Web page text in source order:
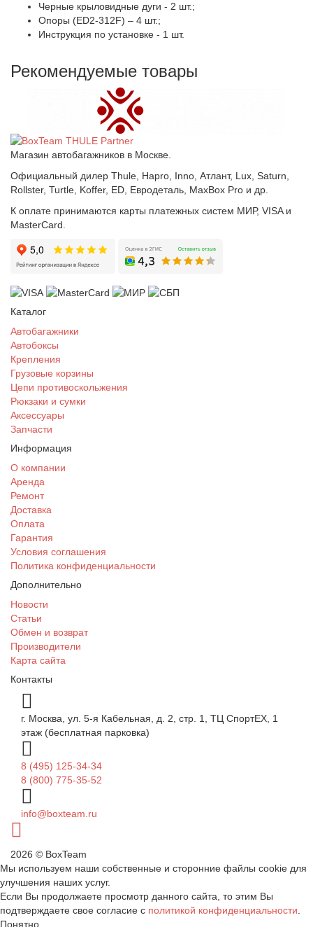
Черные крыловидные дуги - 2 шт.;
Опоры (ED2-312F) – 4 шт.;
Инструкция по установке - 1 шт.
Рекомендуемые товары
Магазин автобагажников в Москве.
Официальный дилер Thule, Hapro, Inno, Атлант, Lux, Saturn,
Rollster, Turtle, Koffer, ED, Евродеталь, MaxBox Pro и др.
К оплате принимаются карты платежных систем МИР, VISA и
MasterCard.
Каталог
Автобагажники
Автобоксы
Крепления
Грузовые корзины
Цепи противоскольжения
Рюкзаки и сумки
Аксессуары
Запчасти
Информация
О компании
Аренда
Ремонт
Доставка
Оплата
Гарантия
Условия соглашения
Политика конфиденциальности
Дополнительно
Новости
Статьи
Обмен и возврат
Производители
Карта сайта
Контакты
г. Москва, ул. 5-я Кабельная, д. 2, стр. 1, ТЦ СпортEX, 1
этаж (бесплатная парковка)
8 (495) 125-34-34
8 (800) 775-35-52
info@boxteam.ru
2026 © BoxTeam
Мы используем наши собственные и сторонние файлы cookie для
улучшения наших услуг.
Если Вы продолжаете просмотр данного сайта, то этим Вы
подтверждаете свое согласие с политикой конфиденциальности
Понятно